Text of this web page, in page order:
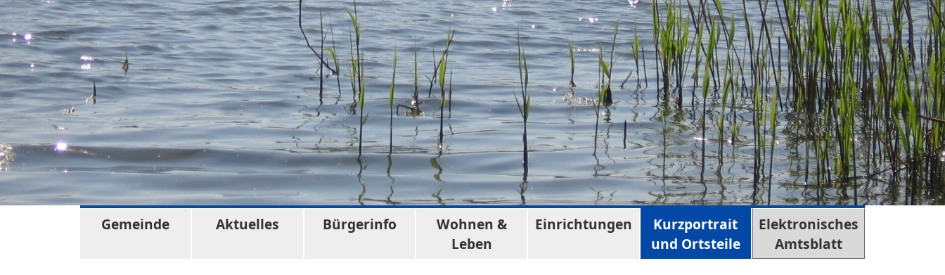
Gemeinde Aktuelles Bürgerinfo
Wohnen &
Leben
Einrichtungen
Kurzportrait
und Ortsteile
Elektronisches
Amtsblatt